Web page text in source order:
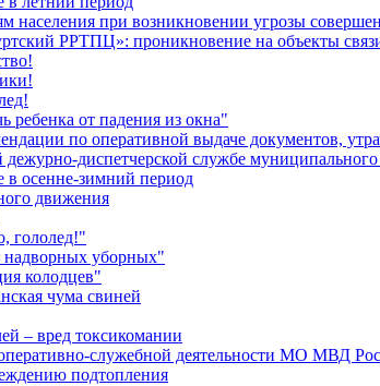
населения при возникновении угрозы
РРТПЦ»: проникновение на объекты связи
ребенка от падения из окна"
по оперативной выдаче документов,
диспетчерской службе муниципального
в осенне-зимний период
движения
гололед!"
надворных уборных"
колодцев"
чума свиней
– вред токсикомании
оперативно-служебной деятельности МО МВД
подтопления